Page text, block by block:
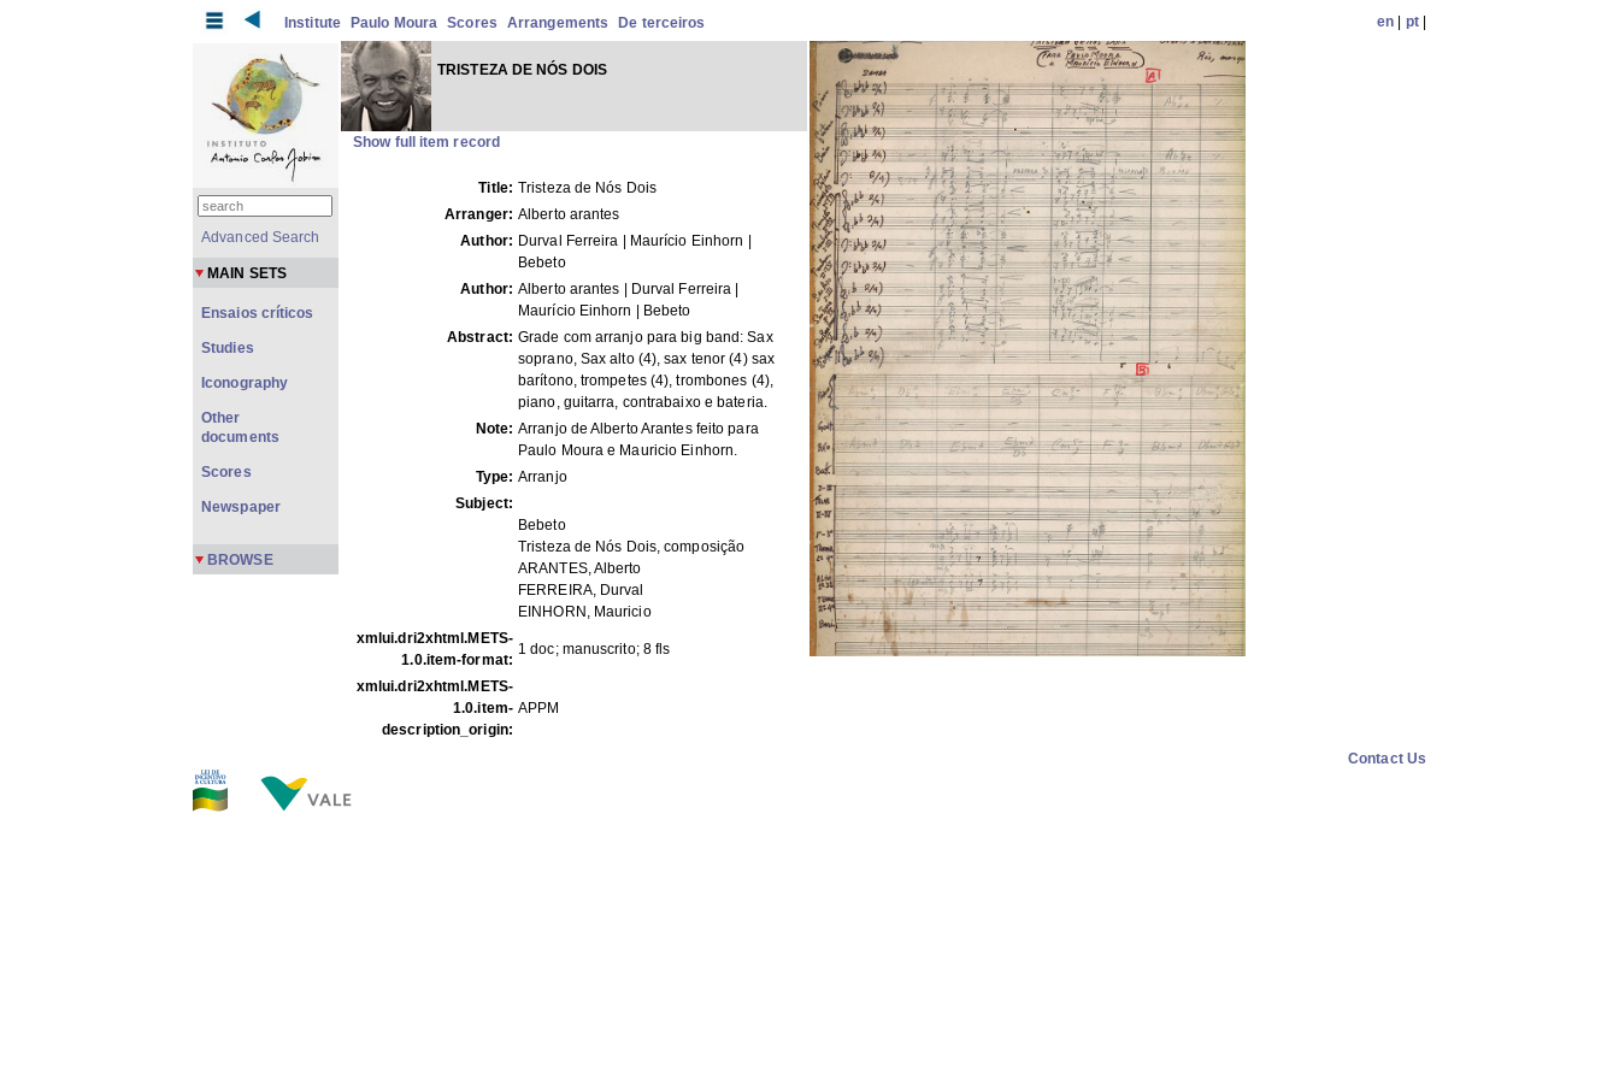
Institute Paulo Moura Scores Arrangements De terceiros en pt|
TRISTEZA DE NÓS DOIS
Show full item record
Title: Tristeza de Nós Dois
Arranger: Alberto arantes
Author: Durval Ferreira | Maurício Einhorn |
Bebeto
Author: Alberto arantes | Durval Ferreira |
Maurício Einhorn | Bebeto
Abstract: Grade com arranjo para big band: Sax
soprano, Sax alto (4), sax tenor (4) sax
barítono, trompetes (4), trombones (4),
piano, guitarra, contrabaixo e bateria.
Note: Arranjo de Alberto Arantes feito para
Paulo Moura e Mauricio Einhorn.
Type: Arranjo
Subject:
Bebeto
Tristeza de Nós Dois, composição
ARANTES, Alberto
FERREIRA, Durval
EINHORN, Mauricio
xmlui.dri2xhtml.METS-
1.0.item-format:
1 doc; manuscrito; 8 fls
xmlui.dri2xhtml.METS-
1.0.item-
description_origin:
APPM
Advanced Search
MAIN SETS
Ensaios críticos
Studies
Iconography
Other
documents
Scores
Newspaper
BROWSE
Contact Us